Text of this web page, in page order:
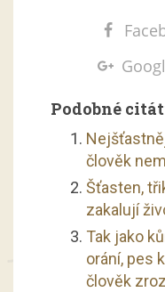
Podobné
člověk
Šťasten,
zakalují
Tak jako
orání, pes
člověk